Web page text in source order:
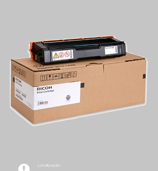
Localização: